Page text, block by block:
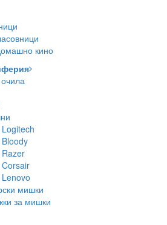
кино
мишки
за мишки